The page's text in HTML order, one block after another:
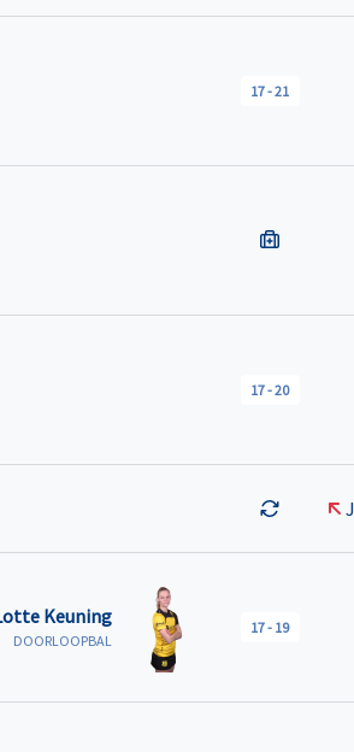
17-21
17-20
Keuning
DOORLOOPBAL
17- 19